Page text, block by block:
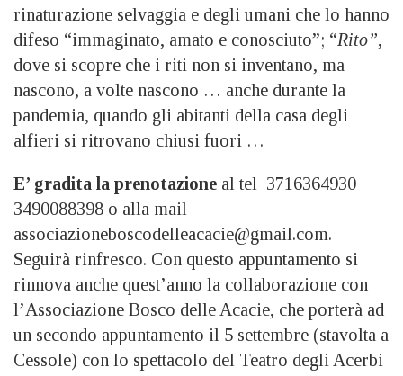
rinaturazione selvaggia e degli umani che lo hanno
difeso “immaginato, amato e conosciuto”; “Rito”,
dove si scopre che i riti non si inventano, ma
nascono, a volte nascono … anche durante la
pandemia, quando gli abitanti della casa degli
alfieri si ritrovano chiusi fuori …
E’ gradita la prenotazione al tel 3716364930
3490088398 o alla mail
associazioneboscodelleacacie@gmail.com.
Seguirà rinfresco. Con questo appuntamento si
rinnova anche quest’anno la collaborazione con
l’Associazione Bosco delle Acacie, che porterà ad
un secondo appuntamento il 5 settembre (stavolta a
Cessole) con lo spettacolo del Teatro degli Acerbi